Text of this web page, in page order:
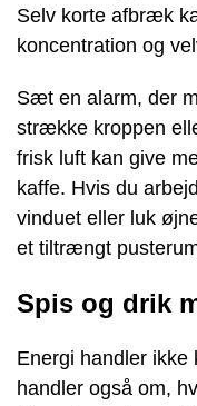
Selv korte afbræk
koncentration og
Sæt en alarm, der
strække kroppen
frisk luft kan give
kaffe. Hvis du
vinduet eller luk
et tiltrængt
Spis og drik
Energi handler ikke
handler også om,